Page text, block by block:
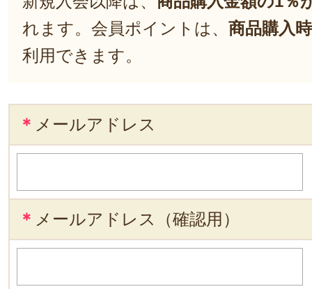
れます。会員ポイントは、 商品購入
利用できます。
＊ メールアドレス
＊ メールアドレス（確認用）